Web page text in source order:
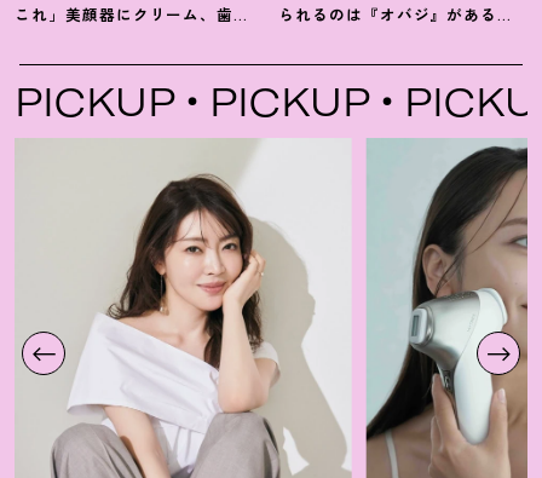
これ」美顔器にクリーム、歯磨
ム】4選
られるのは『オバジ』があるか
バジレシピ」
PICKUP PICKUP